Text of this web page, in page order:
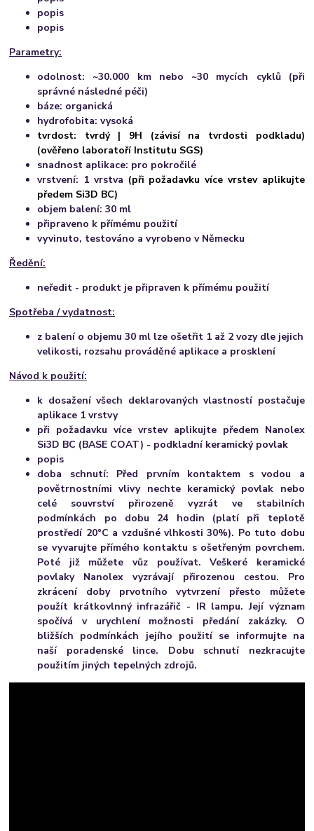
popis
popis
Parametry:
odolnost: ~30.000 km nebo ~30 mycích cyklů (při
správné následné péči)
báze: organická
hydrofobita: vysoká
tvrdost: tvrdý | 9H (závisí na tvrdosti podkladu)
(ověřeno laboratoří Institutu SGS)
snadnost aplikace: pro pokročilé
vrstvení: 1 vrstva (při požadavku více vrstev aplikujte
předem Si3D BC)
objem balení: 30 ml
připraveno k přímému použití
vyvinuto, testováno a vyrobeno v Německu
Ředění:
neředit - produkt je připraven k přímému použití
Spotřeba / vydatnost:
z balení o objemu 30 ml lze ošetřit 1 až 2 vozy dle jejich
velikosti, rozsahu prováděné aplikace a prosklení
Návod k použití:
k dosažení všech deklarovaných vlastností postačuje
aplikace 1 vrstvy
při požadavku více vrstev aplikujte předem Nanolex
Si3D BC (BASE COAT) - podkladní keramický povlak
popis
doba schnutí: Před prvním kontaktem s vodou a
povětrnostními vlivy nechte keramický povlak nebo
celé souvrství přirozeně vyzrát ve stabilních
podmínkách po dobu 24 hodin (platí při teplotě
prostředí 20°C a vzdušné vlhkosti 30%). Po tuto dobu
se vyvarujte přímého kontaktu s ošetřeným povrchem.
Poté již můžete vůz používat. Veškeré keramické
povlaky Nanolex vyzrávají přirozenou cestou. Pro
zkrácení doby prvotního vytvrzení přesto můžete
použít krátkovlnný infrazářič - IR lampu. Její význam
spočívá v urychlení možnosti předání zakázky. O
bližších podmínkách jejího použití se informujte na
naší poradenské lince. Dobu schnutí nezkracujte
použitím jiných tepelných zdrojů.